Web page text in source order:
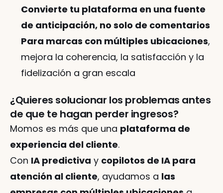
Convierte tu plataforma en una fuente
de anticipación, no solo de comentarios
Para marcas con múltiples ubicaciones,
mejora la coherencia, la satisfacción y la
fidelización a gran escala
¿Quieres solucionar los problemas antes
de que te hagan perder ingresos?
Momos es más que una plataforma de
experiencia del cliente.
Con IA predictiva y copilotos de IA para
atención al cliente, ayudamos a las